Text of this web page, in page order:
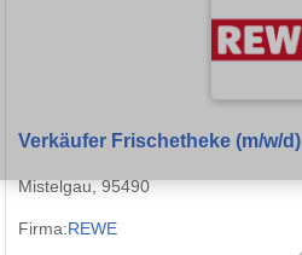
Verkäufer Frischetheke (m/w/d)
Mistelgau, 95490
Firma:REWE